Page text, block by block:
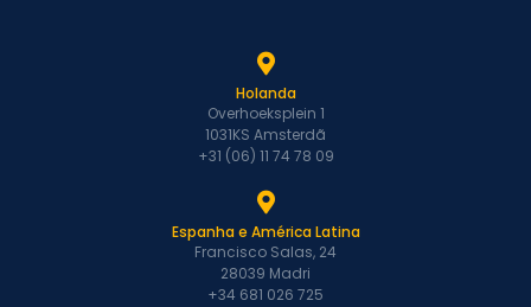
Holanda
Overhoeksplein 1
1031KS Amsterdã
+31 (06) 11 74 78 09
Espanha e América Latina
Francisco Salas, 24
28039 Madri
+34 681 026 725